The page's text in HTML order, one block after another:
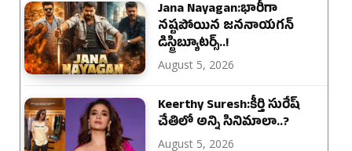
Jana Nayagan:భారీగా
నష్టపోయిన జననాయగన్
డిస్ట్రిబ్యూటర్స్..!
August 5, 2026
Keerthy Suresh:కీర్తి సురేష్
చేతిలో అన్ని సినిమాలా..?
August 5, 2026